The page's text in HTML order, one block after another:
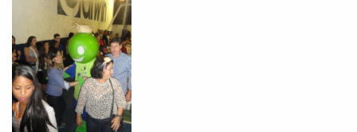
Você é aluno inFlux?